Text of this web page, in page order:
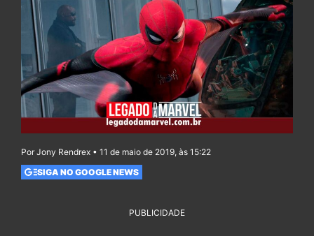
Por Jony Rendrex • 11 de maio de 2019, às 15:22
SIGA NO GOOGLE NEWS
PUBLICIDADE